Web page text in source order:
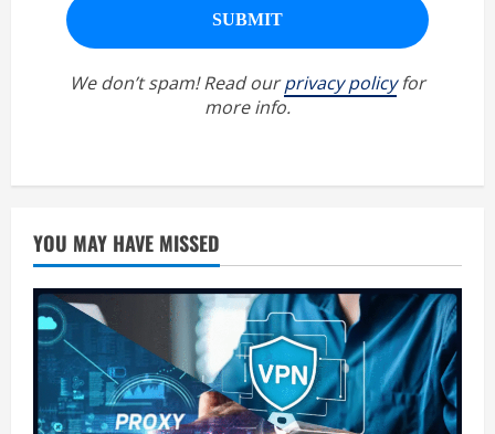
We don’t spam! Read ourprivacy policyfor
more info.
YOU MAY HAVE MISSED